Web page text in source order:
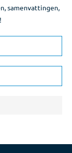
samenvattingen,